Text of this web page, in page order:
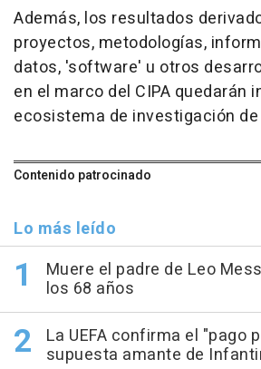
Además, los resultados
proyectos, metodologías,
datos, 'software' u otros
en el marco del CIPA quedarán
ecosistema de investigación de
Contenido patrocinado
Lo más leído
Muere el padre de Leo
los 68 años
La UEFA confirma el "pago
supuesta amante de